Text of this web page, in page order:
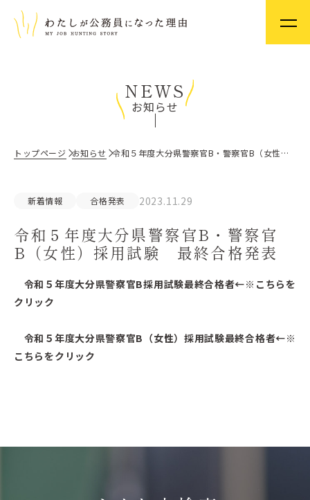
NEWS
お知らせ
トップページ お知らせ 令和５年度大分県警察官B・警察官B（女性）採用試験 最終合格発表
新着情報 合格発表 2023.11.29
令和５年度大分県警察官B・警察官
B（女性）採用試験 最終合格発表
令和５年度大分県警察官B採用試験最終合格者←※こちらを
クリック
令和５年度大分県警察官B（女性）採用試験最終合格者←※
こちらをクリック